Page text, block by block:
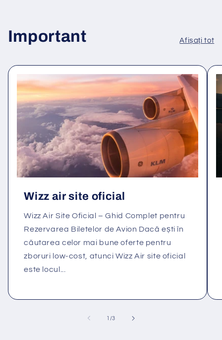
Important Afișați tot
Wizz air site oficial
Wizz Air Site Oficial – Ghid Complet pentru
Rezervarea Biletelor de Avion Dacă ești în
căutarea celor mai bune oferte pentru
zboruri low-cost, atunci Wizz Air site oficial
este locul...
1 /din
3